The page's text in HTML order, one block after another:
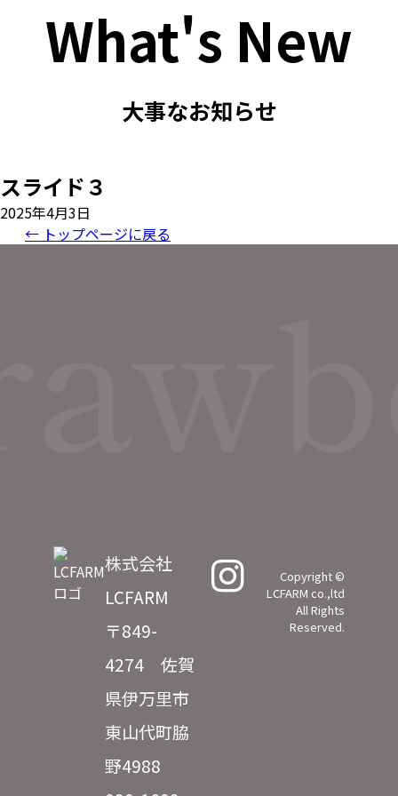
What's New
大事なお知らせ
スライド３
2025年4月3日
← トップページに戻る
株式会社
LCFARM
〒849-
4274 佐賀
県伊万里市
東山代町脇
野4988
Copyright ©
LCFARM co.,ltd
All Rights
Reserved.